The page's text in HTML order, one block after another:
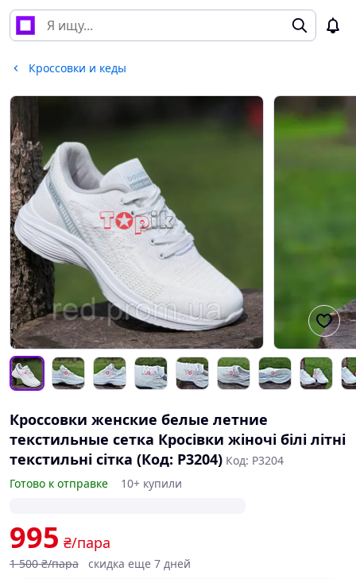
Кроссовки и кеды
Кроссовки женские белые летние
текстильные сетка Кросівки жіночі білі літні
текстильні сітка (Код: Р3204) Код: Р3204
Готово к отправке
10+ купили
995 ₴/пара
1 500 ₴/пара скидка еще 7 дней